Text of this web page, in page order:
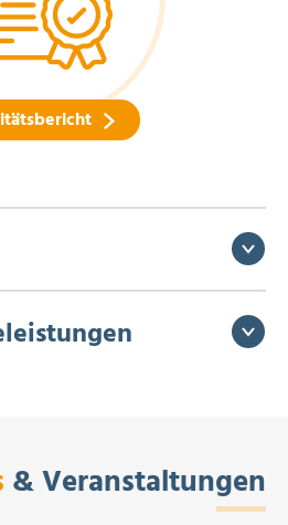
& Veranstaltungen